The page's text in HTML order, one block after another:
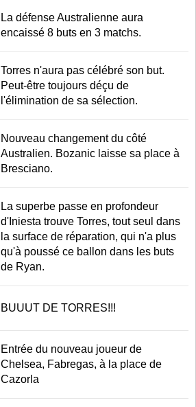
La défense Australienne aura
encaissé 8 buts en 3 matchs.
Torres n'aura pas célébré son but.
Peut-être toujours déçu de
l'élimination de sa sélection.
Nouveau changement du côté
Australien. Bozanic laisse sa place à
Bresciano.
La superbe passe en profondeur
d'Iniesta trouve Torres, tout seul dans
la surface de réparation, qui n'a plus
qu'à poussé ce ballon dans les buts
de Ryan.
BUUUT DE TORRES!!!
Entrée du nouveau joueur de
Chelsea, Fabregas, à la place de
Cazorla